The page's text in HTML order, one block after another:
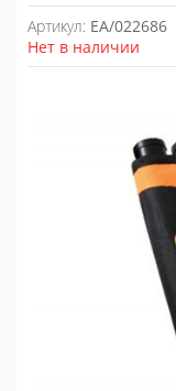
Артикул: EA/022686
Нет в наличии